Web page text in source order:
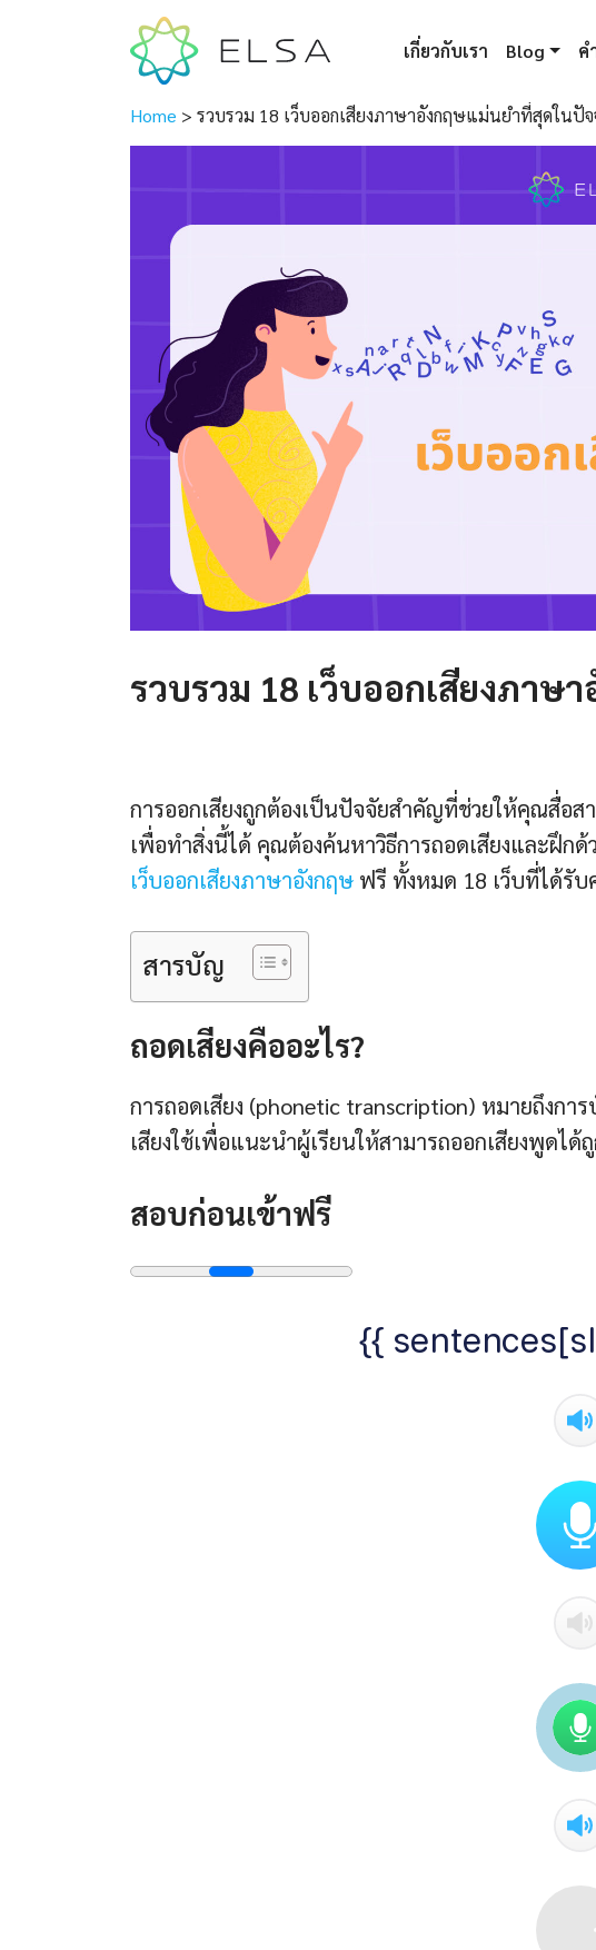
เกี่ยวกับเรา Blog ค
Home > รวบรวม 18 เว็บออกเสียงภาษาอังกฤษแม่นยำที่สุดในปั
รวบรวม 18 เว็บออกเสียงภา
การออกเสียงถูกต้องเป็นปัจจัยสำคัญที่ช่วยให้คุณสื่อ
เพื่อทำสิ่งนี้ได้ คุณต้องค้นหาวิธีการถอดเสียงและฝึก
เว็บออกเสียงภาษาอังกฤษ ฟรี ทั้งหมด 18 เว็บที่ได้รับ
สารบัญ
ถอดเสียงคืออะไร?
การถอดเสียง (phonetic transcription) หมายถึงก
เสียงใช้เพื่อแนะนำผู้เรียนให้สามารถออกเสียงพูดได้
สอบก่อนเข้าฟรี
{{